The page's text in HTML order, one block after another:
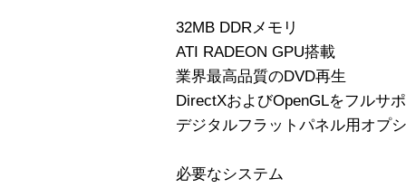
32MB DDRメモリ
ATI RADEON GPU搭載
業界最高品質のDVD再生
DirectXおよびOpenGLをフルサ
デジタルフラットパネル用オプ
必要なシステム